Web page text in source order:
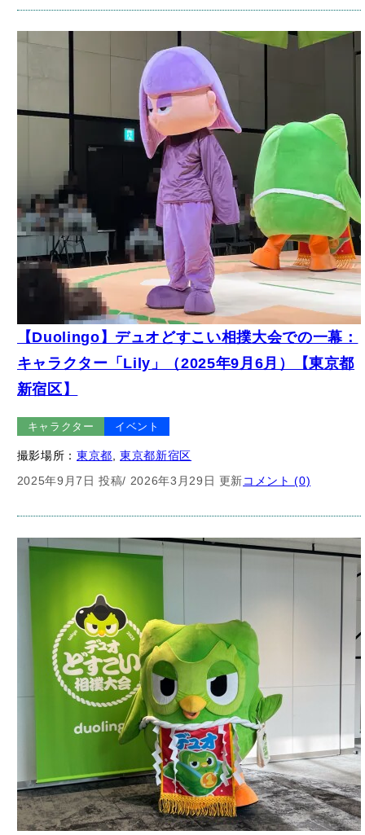
【Duolingo】デュオどすこい相撲大会での一幕：
キャラクター「Lily」（2025年9月6月）【東京都
新宿区】
撮影場所：東京都, 東京都新宿区
2025年9月7日 投稿/ 2026年3月29日 更新
【Duolingo】「デュオどすこい相撲大会」の思い